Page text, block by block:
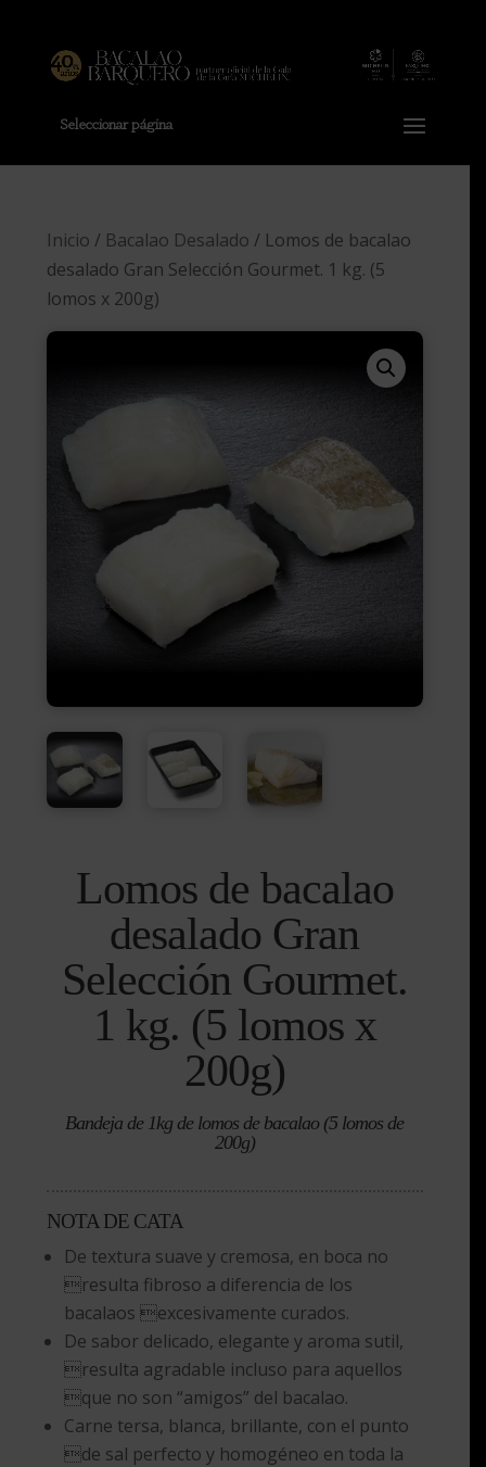
Seleccionar página
Inicio / Bacalao Desalado / Lomos de bacalao
desalado Gran Selección Gourmet. 1 kg. (5
lomos x 200g)
Lomos de bacalao
desalado Gran
Selección Gourmet.
1 kg. (5 lomos x
200g)
Bandeja de 1kg de lomos de bacalao (5 lomos de
200g)
NOTA DE CATA
De textura suave y cremosa, en boca no
resulta fibroso a diferencia de los
bacalaos excesivamente curados.
De sabor delicado, elegante y aroma sutil,
resulta agradable incluso para aquellos
que no son “amigos” del bacalao.
Carne tersa, blanca, brillante, con el punto
de sal perfecto y homogéneo en toda la